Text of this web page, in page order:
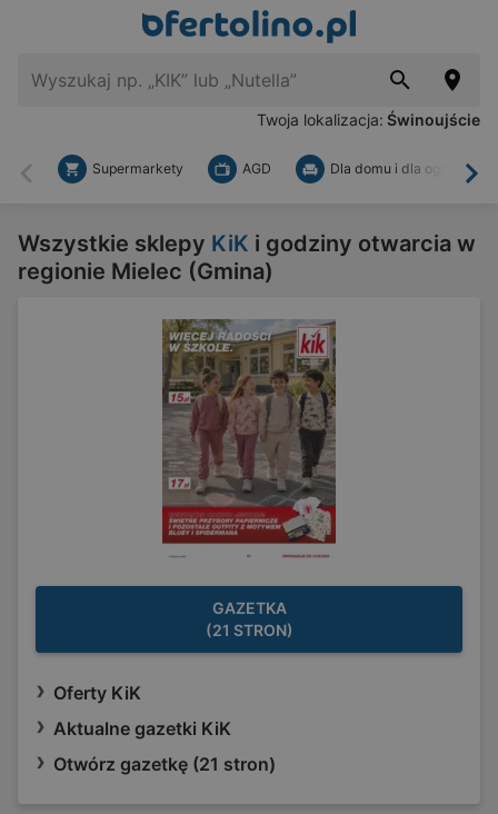
Twoja lokalizacja: Świnoujście
Wstecz
Supermarkety AGD Dla domu i dla ogrodu
Wszystkie sklepy KiK i godziny otwarcia w
regionie Mielec (Gmina)
GAZETKA
(21 STRON)
Oferty KiK
Aktualne gazetki KiK
Otwórz gazetkę (21 stron)